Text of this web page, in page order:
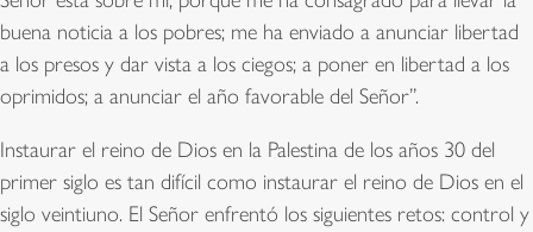
buena noticia a los pobres; me ha enviado a anunciar libertad
a los presos y dar vista a los ciegos; a poner en libertad a los
oprimidos; a anunciar el año favorable del Señor”.
Instaurar el reino de Dios en la Palestina de los años 30 del
primer siglo es tan difícil como instaurar el reino de Dios en el
siglo veintiuno. El Señor enfrentó los siguientes retos: control y